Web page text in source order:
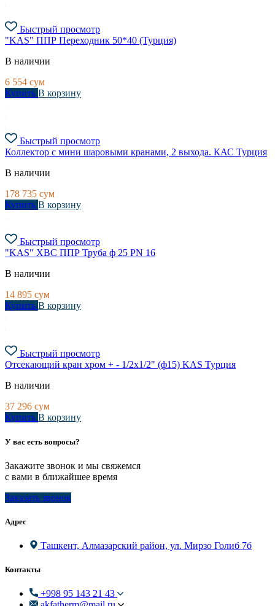
Быстрый просмотр
"KAS" ППР Переходник 50*40 (Турция)
В наличии
6 554 сум
Купить В корзину
Быстрый просмотр
Коллектор с мини шаровыми кранами, 2 выхода. КАС Турция
В наличии
178 735 сум
Купить В корзину
Быстрый просмотр
"KAS" ХВС ППР Труба ф 25 PN 16
В наличии
14 895 сум
Купить В корзину
Быстрый просмотр
Отсекающий кран хром + - 1/2х1/2" (ф15) KAS Турция
В наличии
37 296 сум
Купить В корзину
У вас есть вопросы?
Закажите звонок и мы свяжемся
с вами в ближайшее время
Заказать звонок
Адрес
Ташкент, Алмазарский район, ул. Мирзо Голиб 7б
Контакты
+998 95 143 21 43